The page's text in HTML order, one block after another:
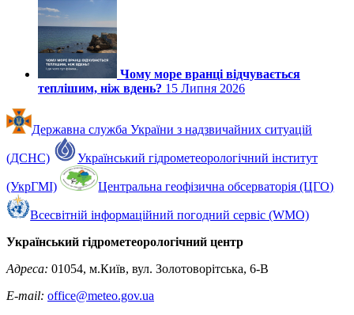
Чому море вранці відчувається
теплішим, ніж вдень? 15 Липня 2026
Державна служба України з надзвичайних ситуацій
(ДСНС) Український гідрометеорологічний інститут
(УкрГМІ) Центральна геофізична обсерваторія (ЦГО)
Всесвітній інформаційний погодний сервіс (WMO)
Український гідрометеорологічний центр
Адреса: 01054, м.Київ, вул. Золотоворітська, 6-В
E-mail: office@meteo.gov.ua